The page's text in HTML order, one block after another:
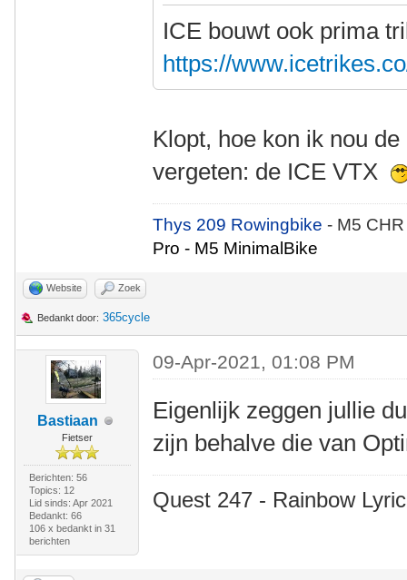
ICE bouwt ook prima
https://
Klopt, hoe kon ik nou
vergeten: de ICE VTX
Thys 209 Rowingbike- M5
Pro - M5 MinimalBike
Website Zoek
Bedankt door: 365cycle
Bastiaan
Fietser
Berichten: 56
Topics: 12
Lid sinds: Apr 2021
Bedankt: 66
106 x bedankt in 31
berichten
09-Apr-2021, 01:08 PM
Eigenlijk zeggen jullie
zijn behalve die van
Quest 247 - Rainbow